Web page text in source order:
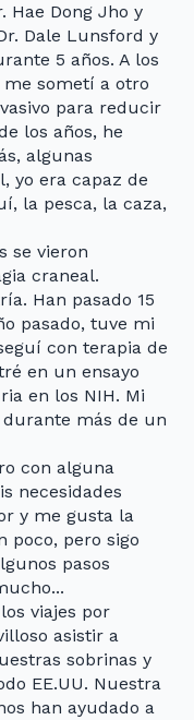
Hae Dong Jho y
Dale Lunsford y
5 años. A los
me sometí a otro
para reducir
los años, he
algunas
yo era capaz de
la pesca, la caza,
se vieron
craneal.
Han pasado 15
pasado, tuve mi
con terapia de
en un ensayo
en los NIH. Mi
más de un
con alguna
necesidades
y me gusta la
poco, pero sigo
pasos
viajes por
asistir a
sobrinas y
EE.UU. Nuestra
han ayudado a